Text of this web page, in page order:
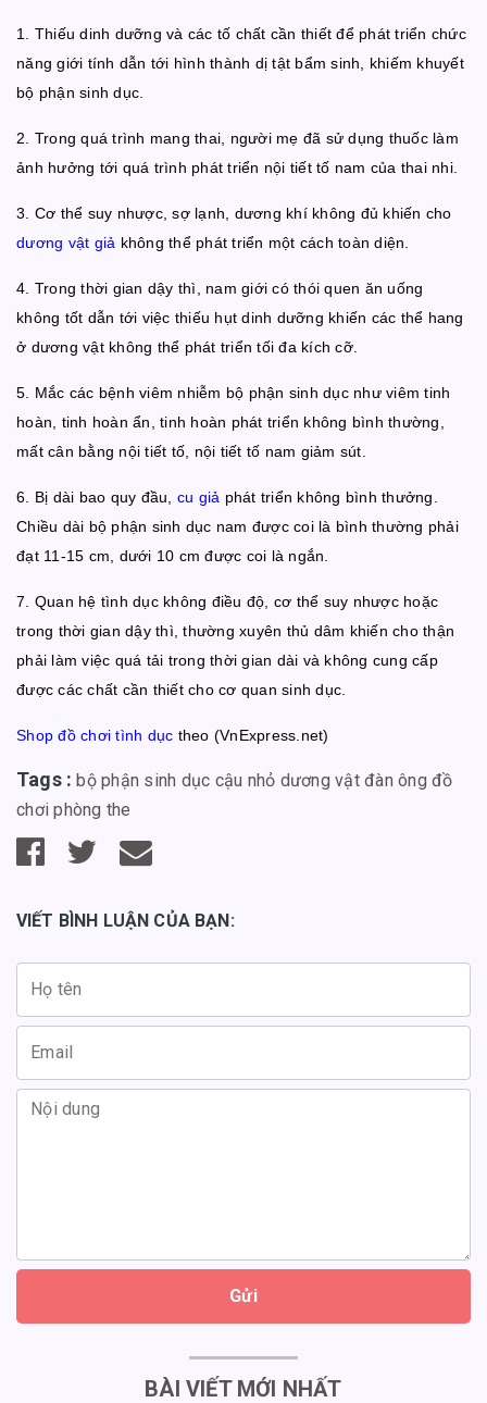
1. Thiếu dinh dưỡng và các tố chất cần thiết để phát triển chức
năng giới tính dẫn tới hình thành dị tật bẩm sinh, khiếm khuyết
bộ phận sinh dục.
2. Trong quá trình mang thai, người mẹ đã sử dụng thuốc làm
ảnh hưởng tới quá trình phát triển nội tiết tố nam của thai nhi.
3. Cơ thể suy nhược, sợ lạnh, dương khí không đủ khiến cho
dương vật giả không thể phát triển một cách toàn diện.
4. Trong thời gian dậy thì, nam giới có thói quen ăn uống
không tốt dẫn tới việc thiếu hụt dinh dưỡng khiến các thể hang
ở dương vật không thể phát triển tối đa kích cỡ.
5. Mắc các bệnh viêm nhiễm bộ phận sinh dục như viêm tinh
hoàn, tinh hoàn ẩn, tinh hoàn phát triển không bình thường,
mất cân bằng nội tiết tố, nội tiết tố nam giảm sút.
6. Bị dài bao quy đầu, cu giả phát triển không bình thưởng.
Chiều dài bộ phận sinh dục nam được coi là bình thường phải
đạt 11-15 cm, dưới 10 cm được coi là ngắn.
7. Quan hệ tình dục không điều độ, cơ thể suy nhược hoặc
trong thời gian dậy thì, thường xuyên thủ dâm khiến cho thận
phải làm việc quá tải trong thời gian dài và không cung cấp
được các chất cần thiết cho cơ quan sinh dục.
Shop đồ chơi tình dục theo (VnExpress.net)
Tags :bộ phận sinh dục cậu nhỏ dương vật đàn ông đồ
chơi phòng the
VIẾT BÌNH LUẬN CỦA BẠN:
Gửi
BÀI VIẾT MỚI NHẤT